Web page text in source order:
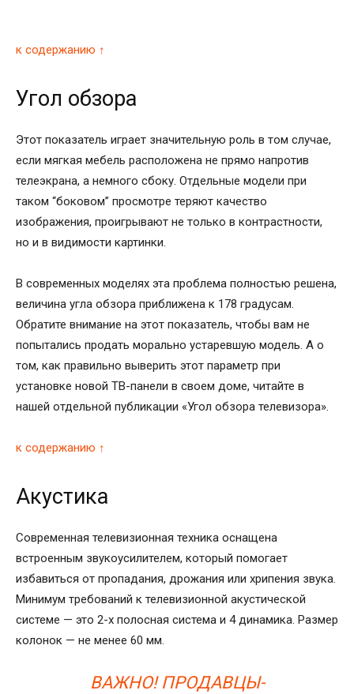
к содержанию ↑
Угол обзора
Этот показатель играет значительную роль в том случае,
если мягкая мебель расположена не прямо напротив
телеэкрана, а немного сбоку. Отдельные модели при
таком “боковом” просмотре теряют качество
изображения, проигрывают не только в контрастности,
но и в видимости картинки.
В современных моделях эта проблема полностью решена,
величина угла обзора приближена к 178 градусам.
Обратите внимание на этот показатель, чтобы вам не
попытались продать морально устаревшую модель. А о
том, как правильно выверить этот параметр при
установке новой ТВ-панели в своем доме, читайте в
нашей отдельной публикации «Угол обзора телевизора».
к содержанию ↑
Акустика
Современная телевизионная техника оснащена
встроенным звукоусилителем, который помогает
избавиться от пропадания, дрожания или хрипения звука.
Минимум требований к телевизионной акустической
системе — это 2-х полосная система и 4 динамика. Размер
колонок — не менее 60 мм.
ВАЖНО! ПРОДАВЦЫ-